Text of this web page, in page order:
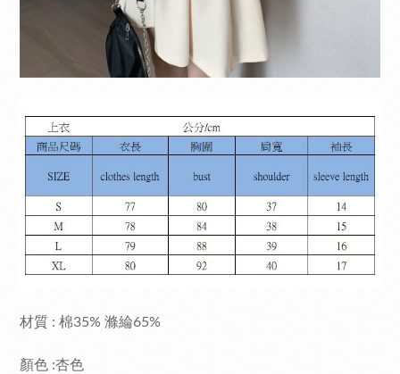
材質 : 棉35% 滌綸65%
顏色 :杏色